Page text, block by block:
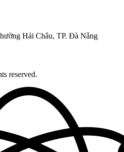
Hải Châu, TP. Đà Nẵng
reserved.